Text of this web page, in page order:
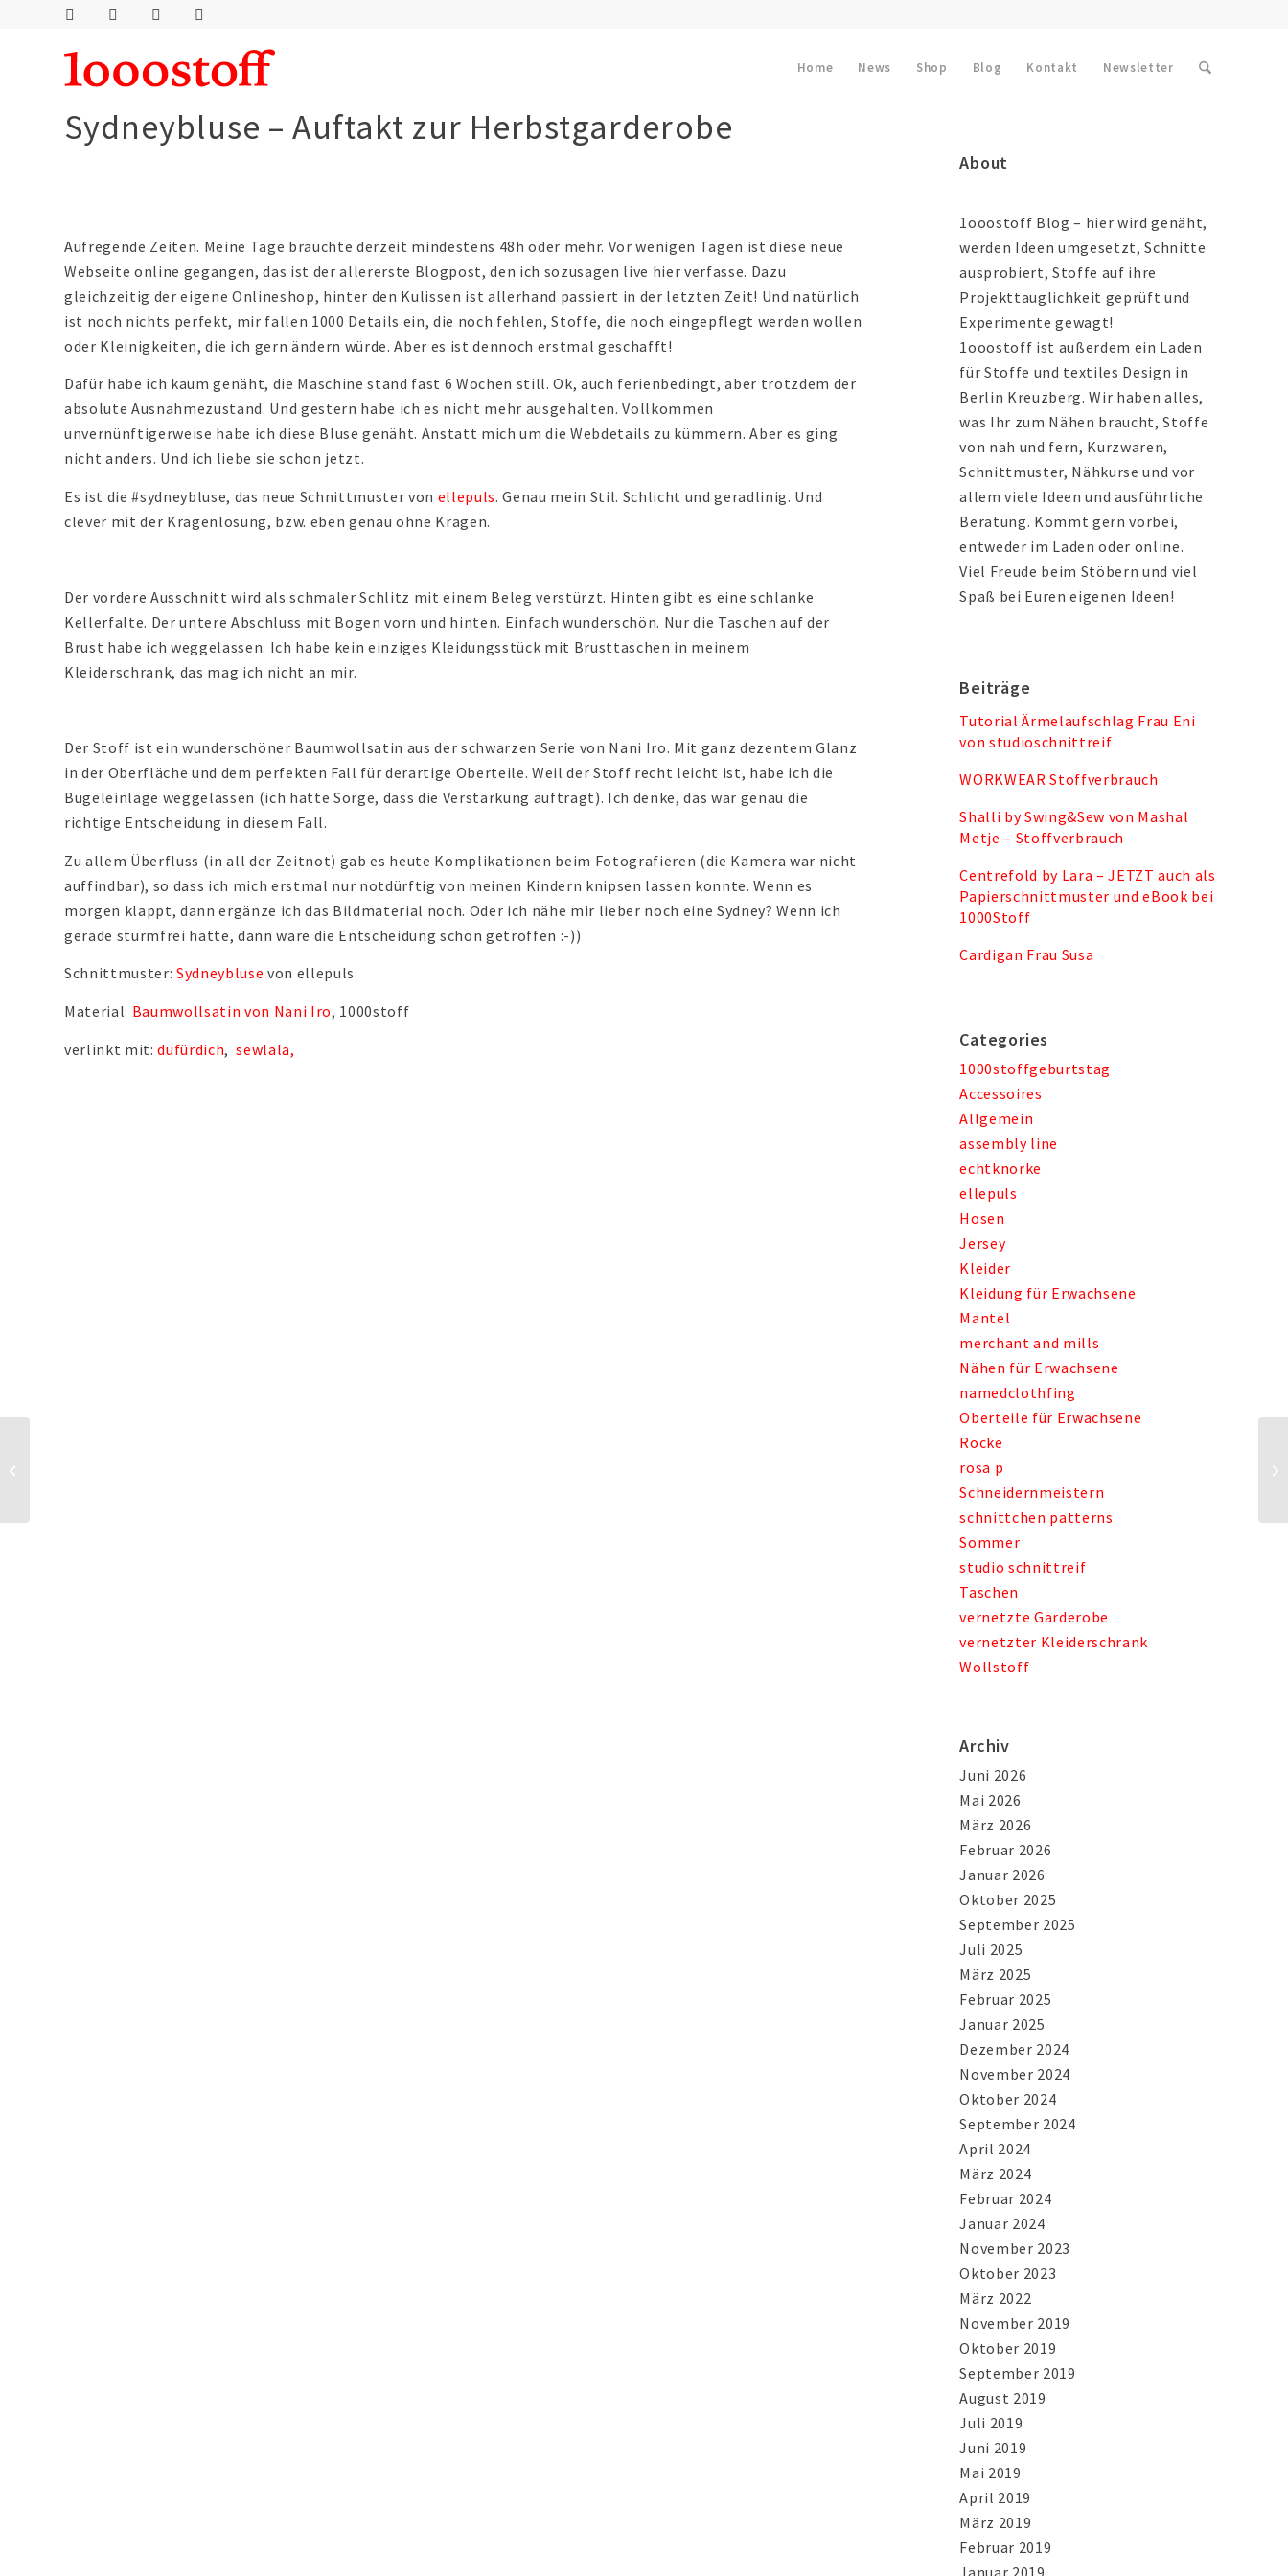
Home News Shop Blog Kontakt Newsletter
Sydneybluse – Auftakt zur Herbstgarderobe
Aufregende Zeiten. Meine Tage bräuchte derzeit mindestens 48h oder mehr. Vor wenigen Tagen ist diese neue
Webseite online gegangen, das ist der allererste Blogpost, den ich sozusagen live hier verfasse. Dazu
gleichzeitig der eigene Onlineshop, hinter den Kulissen ist allerhand passiert in der letzten Zeit! Und natürlich
ist noch nichts perfekt, mir fallen 1000 Details ein, die noch fehlen, Stoffe, die noch eingepflegt werden wollen
oder Kleinigkeiten, die ich gern ändern würde. Aber es ist dennoch erstmal geschafft!
Dafür habe ich kaum genäht, die Maschine stand fast 6 Wochen still. Ok, auch ferienbedingt, aber trotzdem der
absolute Ausnahmezustand. Und gestern habe ich es nicht mehr ausgehalten. Vollkommen
unvernünftigerweise habe ich diese Bluse genäht. Anstatt mich um die Webdetails zu kümmern. Aber es ging
nicht anders. Und ich liebe sie schon jetzt.
Es ist die #sydneybluse, das neue Schnittmuster von ellepuls. Genau mein Stil. Schlicht und geradlinig. Und
clever mit der Kragenlösung, bzw. eben genau ohne Kragen.
Der vordere Ausschnitt wird als schmaler Schlitz mit einem Beleg verstürzt. Hinten gibt es eine schlanke
Kellerfalte. Der untere Abschluss mit Bogen vorn und hinten. Einfach wunderschön. Nur die Taschen auf der
Brust habe ich weggelassen. Ich habe kein einziges Kleidungsstück mit Brusttaschen in meinem
Kleiderschrank, das mag ich nicht an mir.
Der Stoff ist ein wunderschöner Baumwollsatin aus der schwarzen Serie von Nani Iro. Mit ganz dezentem Glanz
in der Oberfläche und dem perfekten Fall für derartige Oberteile. Weil der Stoff recht leicht ist, habe ich die
Bügeleinlage weggelassen (ich hatte Sorge, dass die Verstärkung aufträgt). Ich denke, das war genau die
richtige Entscheidung in diesem Fall.
Zu allem Überfluss (in all der Zeitnot) gab es heute Komplikationen beim Fotografieren (die Kamera war nicht
auffindbar), so dass ich mich erstmal nur notdürftig von meinen Kindern knipsen lassen konnte. Wenn es
morgen klappt, dann ergänze ich das Bildmaterial noch. Oder ich nähe mir lieber noch eine Sydney? Wenn ich
gerade sturmfrei hätte, dann wäre die Entscheidung schon getroffen :-))
Schnittmuster: Sydneybluse von ellepuls
Material: Baumwollsatin von Nani Iro, 1000stoff
verlinkt mit:dufürdich,sewlala,
About
1ooostoff Blog – hier wird genäht,
werden Ideen umgesetzt, Schnitte
ausprobiert, Stoffe auf ihre
Projekttauglichkeit geprüft und
Experimente gewagt!
1ooostoff ist außerdem ein Laden
für Stoffe und textiles Design in
Berlin Kreuzberg. Wir haben alles,
was Ihr zum Nähen braucht, Stoffe
von nah und fern, Kurzwaren,
Schnittmuster, Nähkurse und vor
allem viele Ideen und ausführliche
Beratung. Kommt gern vorbei,
entweder im Laden oder online.
Viel Freude beim Stöbern und viel
Spaß bei Euren eigenen Ideen!
Beiträge
Tutorial Ärmelaufschlag Frau Eni
von studioschnittreif
WORKWEAR Stoffverbrauch
Shalli by Swing&Sew von Mashal
Metje – Stoffverbrauch
Centrefold by Lara – JETZT auch als
Papierschnittmuster und eBook bei
1000Stoff
Cardigan Frau Susa
Categories
1000stoffgeburtstag
Accessoires
Allgemein
assembly line
echtknorke
ellepuls
Hosen
Jersey
Kleider
Kleidung für Erwachsene
Mantel
merchant and mills
Nähen für Erwachsene
namedclothfing
Oberteile für Erwachsene
Röcke
rosa p
Schneidernmeistern
schnittchen patterns
Sommer
studio schnittreif
Taschen
vernetzte Garderobe
vernetzter Kleiderschrank
Wollstoff
Archiv
Juni 2026
Mai 2026
März 2026
Februar 2026
Januar 2026
Oktober 2025
September 2025
Juli 2025
März 2025
Februar 2025
Januar 2025
Dezember 2024
November 2024
Oktober 2024
September 2024
April 2024
März 2024
Februar 2024
Januar 2024
November 2023
Oktober 2023
März 2022
November 2019
Oktober 2019
September 2019
August 2019
Juli 2019
Juni 2019
Mai 2019
April 2019
März 2019
Februar 2019